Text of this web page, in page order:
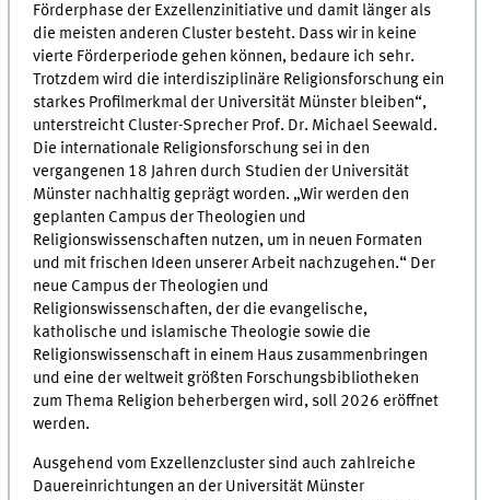
Förderphase der Exzellenzinitiative und damit länger als
die meisten anderen Cluster besteht. Dass wir in keine
vierte Förderperiode gehen können, bedaure ich sehr.
Trotzdem wird die interdisziplinäre Religionsforschung ein
starkes Profilmerkmal der Universität Münster bleiben“,
unterstreicht Cluster-Sprecher Prof. Dr. Michael Seewald.
Die internationale Religionsforschung sei in den
vergangenen 18 Jahren durch Studien der Universität
Münster nachhaltig geprägt worden. „Wir werden den
geplanten Campus der Theologien und
Religionswissenschaften nutzen, um in neuen Formaten
und mit frischen Ideen unserer Arbeit nachzugehen.“ Der
neue Campus der Theologien und
Religionswissenschaften, der die evangelische,
katholische und islamische Theologie sowie die
Religionswissenschaft in einem Haus zusammenbringen
und eine der weltweit größten Forschungsbibliotheken
zum Thema Religion beherbergen wird, soll 2026 eröffnet
werden.
Ausgehend vom Exzellenzcluster sind auch zahlreiche
Dauereinrichtungen an der Universität Münster